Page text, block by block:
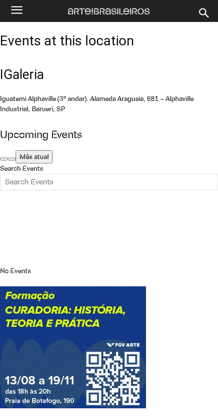
Events at this location
IGaleria
Iguatemi Alphaville (3º andar). Alameda Araguaia, 681 – Alphaville
Industrial, Barueri, SP
Upcoming Events
Mês atual
Search Events
No Events